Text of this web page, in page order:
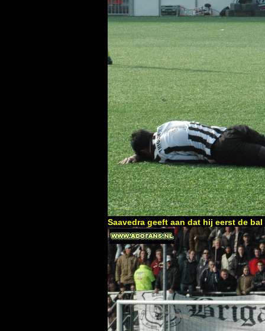
Saavedra geeft aan dat hij eerst de bal